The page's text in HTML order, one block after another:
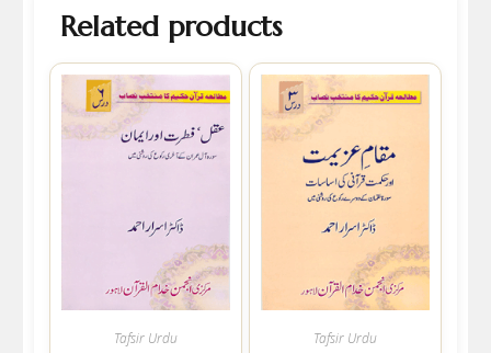
Related products
Tafsir Urdu Tafsir Urdu